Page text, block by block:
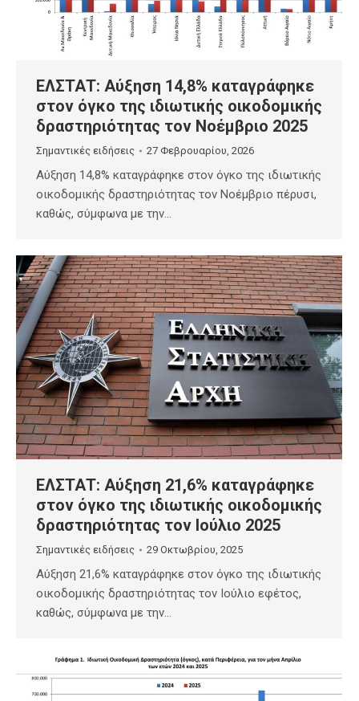
ΕΛΣΤΑΤ: Αύξηση 14,8% καταγράφηκε
στον όγκο της ιδιωτικής οικοδομικής
δραστηριότητας τον Νοέμβριο 2025
Σημαντικές ειδήσεις 27 Φεβρουαρίου, 2026
Αύξηση 14,8% καταγράφηκε στον όγκο της ιδιωτικής
οικοδομικής δραστηριότητας τον Νοέμβριο πέρυσι,
καθώς, σύμφωνα με την…
ΕΛΣΤΑΤ: Αύξηση 21,6% καταγράφηκε
στον όγκο της ιδιωτικής οικοδομικής
δραστηριότητας τον Ιούλιο 2025
Σημαντικές ειδήσεις 29 Οκτωβρίου, 2025
Αύξηση 21,6% καταγράφηκε στον όγκο της ιδιωτικής
οικοδομικής δραστηριότητας τον Ιούλιο εφέτος,
καθώς, σύμφωνα με την…